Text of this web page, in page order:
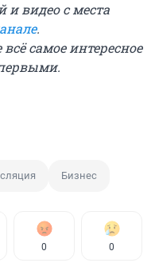
и видео с места
.
самое интересное
Бизнес
0 0